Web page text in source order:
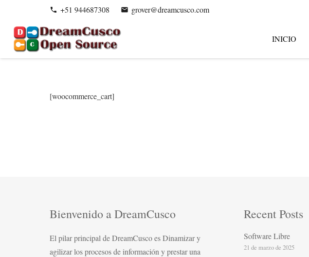
phone +51 944687308 email grover@dreamcusco.com
INICIO
[woocommerce_cart]
Bienvenido a DreamCusco
El pilar principal de DreamCusco es Dinamizar y
agilizar los procesos de información y prestar una
Recent Posts
Software Libre
21 de marzo de 2025